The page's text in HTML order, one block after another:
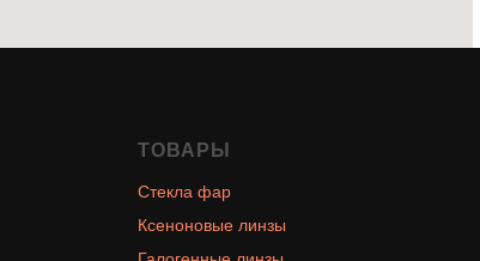
ТОВАРЫ
Стекла фар
Ксеноновые линзы